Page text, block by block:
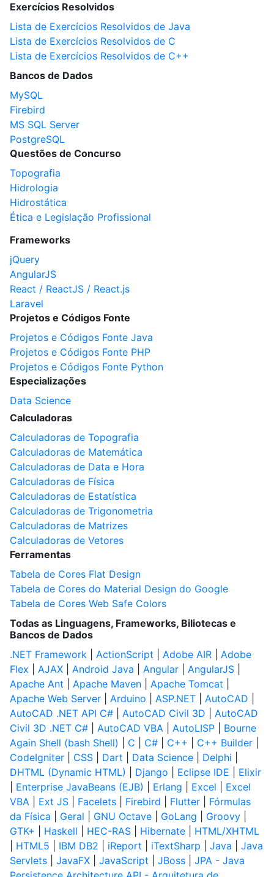
Exercícios Resolvidos
Lista de Exercícios Resolvidos de Java
Lista de Exercícios Resolvidos de C
Lista de Exercícios Resolvidos de C++
Bancos de Dados
MySQL
Firebird
MS SQL Server
PostgreSQL
Questões de Concurso
Topografia
Hidrologia
Hidrostática
Ética e Legislação Profissional
Frameworks
jQuery
AngularJS
React / ReactJS / React.js
Laravel
Projetos e Códigos Fonte
Projetos e Códigos Fonte Java
Projetos e Códigos Fonte PHP
Projetos e Códigos Fonte Python
Especializações
Data Science
Calculadoras
Calculadoras de Topografia
Calculadoras de Matemática
Calculadoras de Data e Hora
Calculadoras de Física
Calculadoras de Estatística
Calculadoras de Trigonometria
Calculadoras de Matrizes
Calculadoras de Vetores
Ferramentas
Tabela de Cores Flat Design
Tabela de Cores do Material Design do Google
Tabela de Cores Web Safe Colors
Todas as Linguagens, Frameworks, Biliotecas e
Bancos de Dados
.NET Framework
ActionScript Adobe AIR
Adobe
Flex
AJAX Android Java Angular AngularJS
Apache Ant
Apache Maven Apache Tomcat
Apache Web Server
Arduino ASP.NET AutoCAD
AutoCAD .NET API C#
AutoCAD Civil 3D
AutoCAD
Civil 3D .NET C#
AutoCAD VBA AutoLISP
Bourne
Again Shell (bash Shell)
C C# C++ C++ Builder
CodeIgniter
CSS Dart Data Science Delphi
DHTML (Dynamic HTML)
Django Eclipse IDE
Elixir
Enterprise JavaBeans (EJB) Erlang Excel
Excel
VBA
Ext JS Facelets Firebird Flutter
Fórmulas
da Física
Geral GNU Octave GoLang Groovy
GTK+
Haskell HEC-RAS Hibernate
HTML/XHTML
HTML5 IBM DB2 iReport iTextSharp Java
Java
Servlets
JavaFX JavaScript JBoss
JPA - Java